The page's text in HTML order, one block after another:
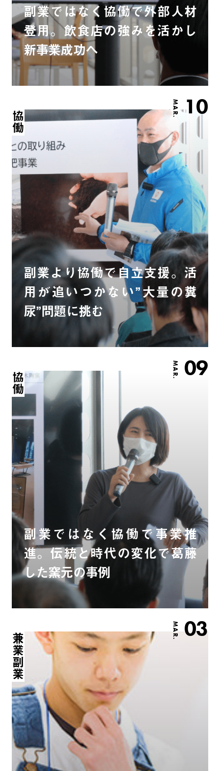
副業ではなく協働で外部人材
登用。飲食店の強みを活かし
新事業成功へ
MAR. 10
協働
副業より協働で自立支援。活
用が追いつかない”大量の糞
尿”問題に挑む
MAR. 09
協働
副業ではなく協働で事業推
進。伝統と時代の変化で葛藤
した窯元の事例
MAR. 03
兼業副業